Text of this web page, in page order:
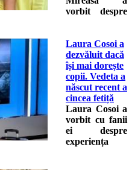
vorbit despre
Laura Cosoi a
dezvăluit dacă
își mai dorește
copii. Vedeta a
născut recent a
cincea fetiță
Laura Cosoi a
vorbit cu fanii
ei despre
experiența